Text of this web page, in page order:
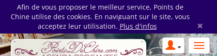
Afin de vous proposer le meilleur service, Points de
Chine utilise des cookies. En naviguant sur le site, vous
acceptez leur utilisation. Plus d'infos ×